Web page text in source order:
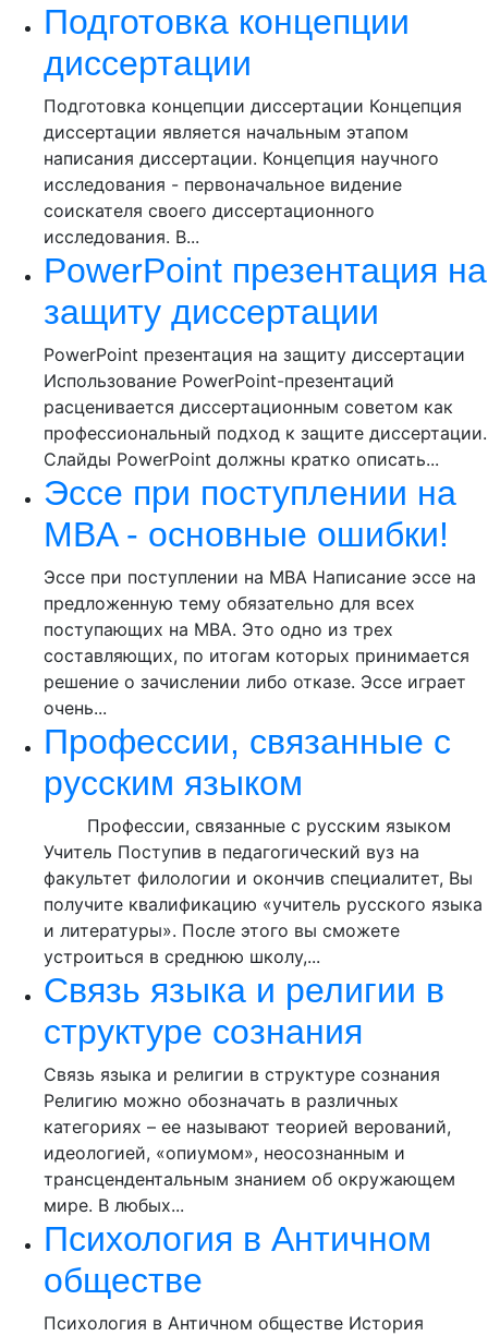
Подготовка концепции
диссертации
Подготовка концепции диссертации Концепция
диссертации является начальным этапом
написания диссертации. Концепция научного
исследования - первоначальное видение
соискателя своего диссертационного
исследования. В...
PowerPoint презентация на
защиту диссертации
PowerPoint презентация на защиту диссертации
Использование PowerPoint-презентаций
расценивается диссертационным советом как
профессиональный подход к защите диссертации.
Слайды PowerPoint должны кратко описать...
Эссе при поступлении на
MBA - основные ошибки!
Эссе при поступлении на MBA Написание эссе на
предложенную тему обязательно для всех
поступающих на MBA. Это одно из трех
составляющих, по итогам которых принимается
решение о зачислении либо отказе. Эссе играет
очень...
Профессии, связанные с
русским языком
Профессии, связанные с русским языком
Учитель Поступив в педагогический вуз на
факультет филологии и окончив специалитет, Вы
получите квалификацию «учитель русского языка
и литературы». После этого вы сможете
устроиться в среднюю школу,...
Связь языка и религии в
структуре сознания
Связь языка и религии в структуре сознания
Религию можно обозначать в различных
категориях – ее называют теорией верований,
идеологией, «опиумом», неосознанным и
трансцендентальным знанием об окружающем
мире. В любых...
Психология в Античном
обществе
Психология в Античном обществе История